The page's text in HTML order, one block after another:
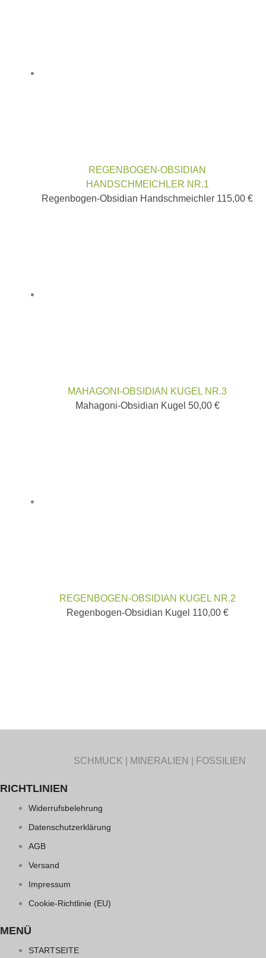
REGENBOGEN-OBSIDIAN
HANDSCHMEICHLER NR.1
Regenbogen-Obsidian Handschmeichler 115,00 €
MAHAGONI-OBSIDIAN KUGEL NR.3
Mahagoni-Obsidian Kugel 50,00 €
REGENBOGEN-OBSIDIAN KUGEL NR.2
Regenbogen-Obsidian Kugel 110,00 €
SCHMUCK | MINERALIEN | FOSSILIEN
RICHTLINIEN
Widerrufsbelehrung
Datenschutzerklärung
AGB
Versand
Impressum
Cookie-Richtlinie (EU)
MENÜ
STARTSEITE